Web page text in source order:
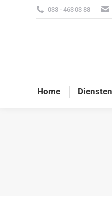
033 - 463 03 88
Home Diensten